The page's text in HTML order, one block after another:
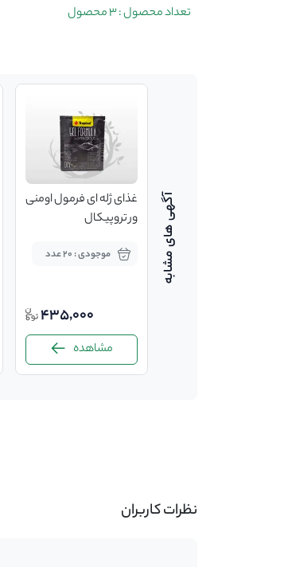
تعداد محصول : 3 محصول
غذای ژله ای فرمول اومنی
ور تروپیکال
موجودی : 20 عدد
435,000
مشاهده
نظرات کاربران